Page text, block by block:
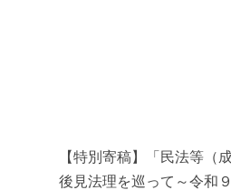
【特別寄稿】「民法等（
後見法理を巡って～令和